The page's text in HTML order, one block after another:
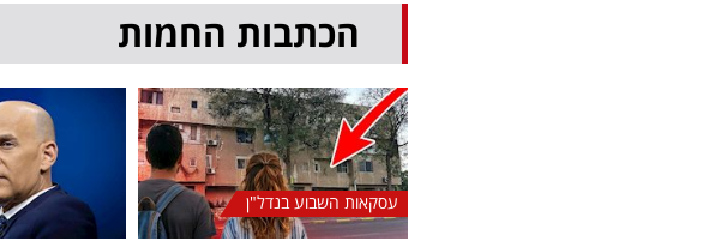
הכתבות החמות
עסקאות השבוע בנדל"ן